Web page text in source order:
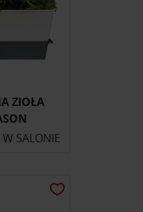
ZIOŁA
W SALONIE